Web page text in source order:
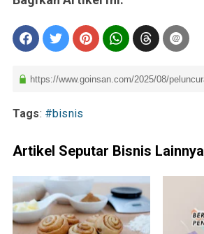
Tags: #bisnis
Artikel Seputar Bisnis Lainnya